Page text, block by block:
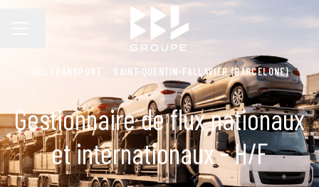
BBL TRANSPORT · SAINT-QUENTIN-FALLAVIER (BARCELONE)
Gestionnaire de flux nationaux
et internationaux - H/F